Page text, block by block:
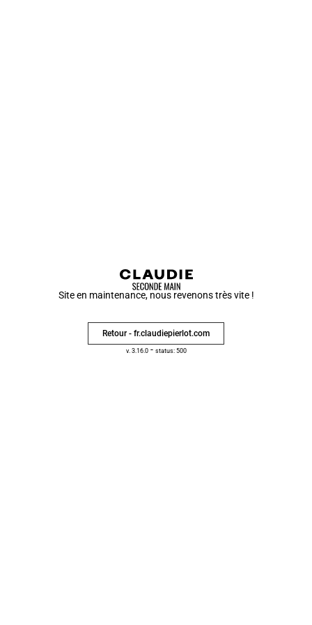
Site en maintenance, nous revenons très vite !
Retour - fr.claudiepierlot.com
v. 3.16.0- status: 500